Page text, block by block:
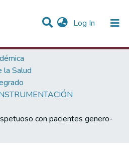
Log In (current)
la Salud
con pacientes genero-